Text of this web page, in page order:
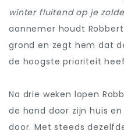
winter fluitend op je
aannemer houdt
grond en zegt hem dat
de hoogste prioriteit
Na drie weken lopen
de hand door zijn huis
door. Met steeds